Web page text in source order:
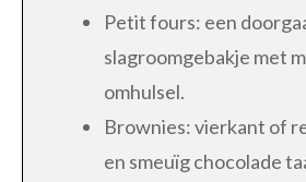
Petit fours: een
slagroomgebakje met
omhulsel.
Brownies: vierkant of
en smeuïg chocolade